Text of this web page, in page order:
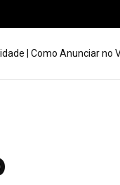
| Como Anunciar no